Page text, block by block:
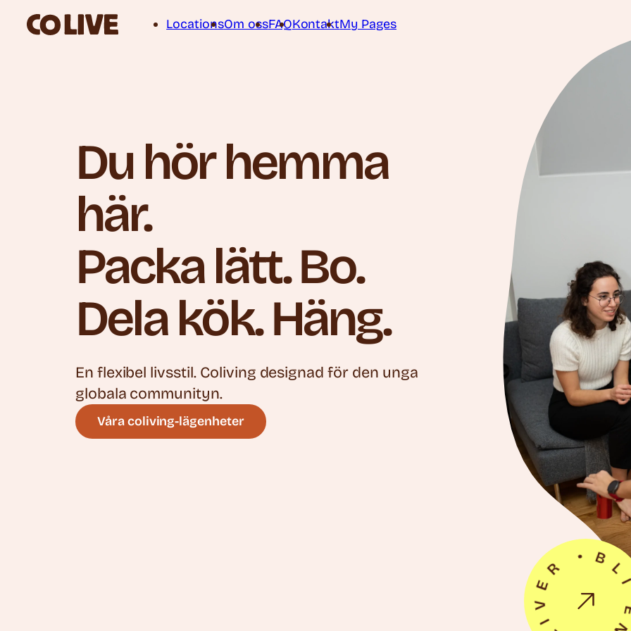
LocationsOm ossFAQKontaktMy Pages
Du hör hemma
här.
Packa lätt. Bo.
Dela kök. Häng.
En flexibel livsstil. Coliving designad för den unga
globala communityn.
Våra coliving-lägenheter